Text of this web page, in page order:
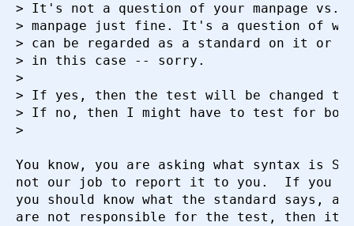
> It's not a question of your manpage vs.
> manpage just fine. It's a question of
> can be regarded as a standard on it or
> in this case -- sorry.
>
> If yes, then the test will be changed to
> If no, then I might have to test for both
>
You know, you are asking what syntax is
not our job to report it to you.  If you
you should know what the standard says,
are not responsible for the test, then it